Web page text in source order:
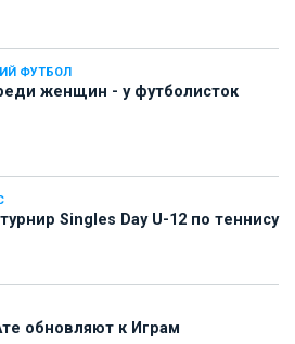
ФУТБОЛ
женщин - у футболисток
Singles Day U-12 по теннису
обновляют к Играм